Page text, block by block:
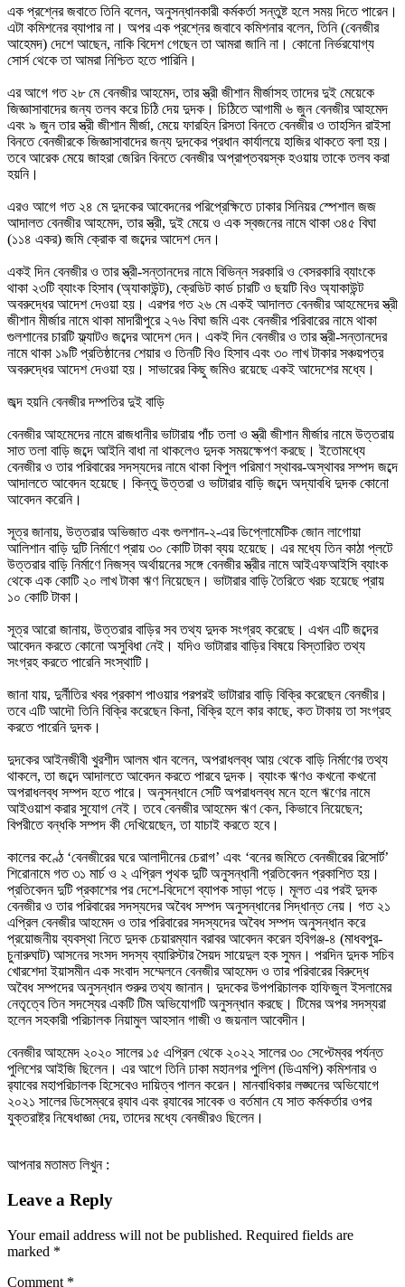
এক প্রশ্নের জবাতে তিনি বলেন, অনুসন্ধানকারী কর্মকর্তা সন্তুষ্ট হলে সময় দিতে পারেন।
এটা কমিশনের ব্যাপার না। অপর এক প্রশ্নের জবাবে কমিশনার বলেন, তিনি (বেনজীর
আহেমদ) দেশে আছেন, নাকি বিদেশ গেছেন তা আমরা জানি না। কোনো নির্ভরযোগ্য
সোর্স থেকে তা আমরা নিশ্চিত হতে পারিনি।
এর আগে গত ২৮ মে বেনজীর আহমেদ, তার স্ত্রী জীশান মীর্জাসহ তাদের দুই মেয়েকে
জিজ্ঞাসাবাদের জন্য তলব করে চিঠি দেয় দুদক। চিঠিতে আগামী ৬ জুন বেনজীর আহমেদ
এবং ৯ জুন তার স্ত্রী জীশান মীর্জা, মেয়ে ফারহিন রিসতা বিনতে বেনজীর ও তাহসিন রাইসা
বিনতে বেনজীরকে জিজ্ঞাসাবাদের জন্য দুদকের প্রধান কার্যালয়ে হাজির থাকতে বলা হয়।
তবে আরেক মেয়ে জাহরা জেরিন বিনতে বেনজীর অপ্রাপ্তবয়স্ক হওয়ায় তাকে তলব করা
হয়নি।
এরও আগে গত ২৪ মে দুদকের আবেদনের পরিপ্রেক্ষিতে ঢাকার সিনিয়র স্পেশাল জজ
আদালত বেনজীর আহমেদ, তার স্ত্রী, দুই মেয়ে ও এক স্বজনের নামে থাকা ৩৪৫ বিঘা
(১১৪ একর) জমি ক্রোক বা জব্দের আদেশ দেন।
একই দিন বেনজীর ও তার স্ত্রী-সন্তানদের নামে বিভিন্ন সরকারি ও বেসরকারি ব্যাংকে
থাকা ২৩টি ব্যাংক হিসাব (অ্যাকাউন্ট), ক্রেডিট কার্ড চারটি ও ছয়টি বিও অ্যাকাউন্ট
অবরুদ্ধের আদেশ দেওয়া হয়। এরপর গত ২৬ মে একই আদালত বেনজীর আহমেদের স্ত্রী
জীশান মীর্জার নামে থাকা মাদারীপুরে ২৭৬ বিঘা জমি এবং বেনজীর পরিবারের নামে থাকা
গুলশানের চারটি ফ্ল্যাটও জব্দের আদেশ দেন। একই দিন বেনজীর ও তার স্ত্রী-সন্তানদের
নামে থাকা ১৯টি প্রতিষ্ঠানের শেয়ার ও তিনটি বিও হিসাব এবং ৩০ লাখ টাকার সঞ্চয়পত্র
অবরুদ্ধের আদেশ দেওয়া হয়। সাভারের কিছু জমিও রয়েছে একই আদেশের মধ্যে।
জব্দ হয়নি বেনজীর দম্পতির দুই বাড়ি
বেনজীর আহমেদের নামে রাজধানীর ভাটারায় পাঁচ তলা ও স্ত্রী জীশান মীর্জার নামে উত্তরায়
সাত তলা বাড়ি জব্দে আইনি বাধা না থাকলেও দুদক সময়ক্ষেপণ করছে। ইতোমধ্যে
বেনজীর ও তার পরিবারের সদস্যদের নামে থাকা বিপুল পরিমাণ স্থাবর-অস্থাবর সম্পদ জব্দে
আদালতে আবেদন হয়েছে। কিন্তু উত্তরা ও ভাটারার বাড়ি জব্দে অদ্যাবধি দুদক কোনো
আবেদন করেনি।
সূত্র জানায়, উত্তরার অভিজাত এবং গুলশান-২-এর ডিপ্লোমেটিক জোন লাগোয়া
আলিশান বাড়ি দুটি নির্মাণে প্রায় ৩০ কোটি টাকা ব্যয় হয়েছে। এর মধ্যে তিন কাঠা প্লটে
উত্তরার বাড়ি নির্মাণে নিজস্ব অর্থায়নের সঙ্গে বেনজীর স্ত্রীর নামে আইএফআইসি ব্যাংক
থেকে এক কোটি ২০ লাখ টাকা ঋণ নিয়েছেন। ভাটারার বাড়ি তৈরিতে খরচ হয়েছে প্রায়
১০ কোটি টাকা।
সূত্র আরো জানায়, উত্তরার বাড়ির সব তথ্য দুদক সংগ্রহ করেছে। এখন এটি জব্দের
আবেদন করতে কোনো অসুবিধা নেই। যদিও ভাটারার বাড়ির বিষয়ে বিস্তারিত তথ্য
সংগ্রহ করতে পারেনি সংস্থাটি।
জানা যায়, দুর্নীতির খবর প্রকাশ পাওয়ার পরপরই ভাটারার বাড়ি বিক্রি করেছেন বেনজীর।
তবে এটি আদৌ তিনি বিক্রি করেছেন কিনা, বিক্রি হলে কার কাছে, কত টাকায় তা সংগ্রহ
করতে পারেনি দুদক।
দুদকের আইনজীবী খুরশীদ আলম খান বলেন, অপরাধলব্ধ আয় থেকে বাড়ি নির্মাণের তথ্য
থাকলে, তা জব্দে আদালতে আবেদন করতে পারবে দুদক। ব্যাংক ঋণও কখনো কখনো
অপরাধলব্ধ সম্পদ হতে পারে। অনুসন্ধানে সেটি অপরাধলব্ধ মনে হলে ঋণের নামে
আইওয়াশ করার সুযোগ নেই। তবে বেনজীর আহমেদ ঋণ কেন, কিভাবে নিয়েছেন;
বিপরীতে বন্ধকি সম্পদ কী দেখিয়েছেন, তা যাচাই করতে হবে।
কালের কণ্ঠে ‘বেনজীরের ঘরে আলাদীনের চেরাগ’ এবং ‘বনের জমিতে বেনজীরের রিসোর্ট’
শিরোনামে গত ৩১ মার্চ ও ২ এপ্রিল পৃথক দুটি অনুসন্ধানী প্রতিবেদন প্রকাশিত হয়।
প্রতিবেদন দুটি প্রকাশের পর দেশে-বিদেশে ব্যাপক সাড়া পড়ে। মূলত এর পরই দুদক
বেনজীর ও তার পরিবারের সদস্যদের অবৈধ সম্পদ অনুসন্ধানের সিদ্ধান্ত নেয়। গত ২১
এপ্রিল বেনজীর আহমেদ ও তার পরিবারের সদস্যদের অবৈধ সম্পদ অনুসন্ধান করে
প্রয়োজনীয় ব্যবস্থা নিতে দুদক চেয়ারম্যান বরাবর আবেদন করেন হবিগঞ্জ-৪ (মাধবপুর-
চুনারুঘাট) আসনের সংসদ সদস্য ব্যারিস্টার সৈয়দ সায়েদুল হক সুমন। পরদিন দুদক সচিব
খোরশেদা ইয়াসমীন এক সংবাদ সম্মেলনে বেনজীর আহমেদ ও তার পরিবারের বিরুদ্ধে
অবৈধ সম্পদের অনুসন্ধান শুরুর তথ্য জানান। দুদকের উপপরিচালক হাফিজুল ইসলামের
নেতৃত্বে তিন সদস্যের একটি টিম অভিযোগটি অনুসন্ধান করছে। টিমের অপর সদস্যরা
হলেন সহকারী পরিচালক নিয়ামুল আহসান গাজী ও জয়নাল আবেদীন।
বেনজীর আহমেদ ২০২০ সালের ১৫ এপ্রিল থেকে ২০২২ সালের ৩০ সেপ্টেম্বর পর্যন্ত
পুলিশের আইজি ছিলেন। এর আগে তিনি ঢাকা মহানগর পুলিশ (ডিএমপি) কমিশনার ও
র‌্যাবের মহাপরিচালক হিসেবেও দায়িত্ব পালন করেন। মানবাধিকার লঙ্ঘনের অভিযোগে
২০২১ সালের ডিসেম্বরে র‌্যাব এবং র‌্যাবের সাবেক ও বর্তমান যে সাত কর্মকর্তার ওপর
যুক্তরাষ্ট্র নিষেধাজ্ঞা দেয়, তাদের মধ্যে বেনজীরও ছিলেন।
আপনার মতামত লিখুন :
Leave a Reply
Your email address will not be published. Required fields are
marked *
Comment *